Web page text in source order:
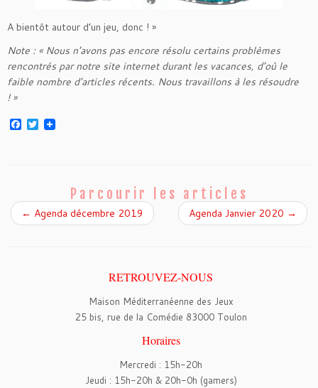
A bientôt autour d’un jeu, donc ! »
Note : « Nous n’avons pas encore résolu certains problèmes
rencontrés par notre site internet durant les vacances, d’où le
faible nombre d’articles récents. Nous travaillons à les résoudre
! »
F
k
T
w
Parcourir les articles
← Agenda décembre 2019 Agenda Janvier 2020 →
RETROUVEZ-NOUS
Maison Méditerranéenne des Jeux
25 bis, rue de la Comédie 83000 Toulon
Horaires
Mercredi : 15h-20h
Jeudi : 15h-20h & 20h-0h (gamers)